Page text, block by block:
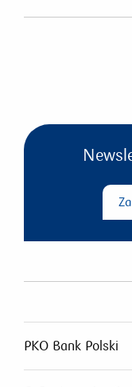
PKO Bank Polski